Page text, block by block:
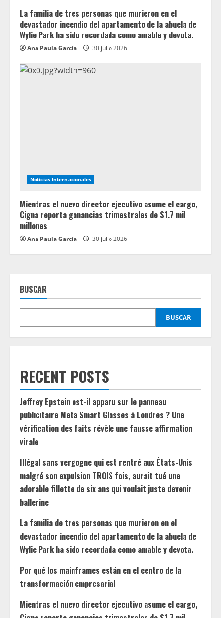
La familia de tres personas que murieron en el
devastador incendio del apartamento de la abuela de
Wylie Park ha sido recordada como amable y devota.
Ana Paula García 30 julio 2026
Noticias Internacionales
Mientras el nuevo director ejecutivo asume el cargo,
Cigna reporta ganancias trimestrales de $1.7 mil
millones
Ana Paula García 30 julio 2026
BUSCAR
BUSCAR
RECENT POSTS
Jeffrey Epstein est-il apparu sur le panneau
publicitaire Meta Smart Glasses à Londres ? Une
vérification des faits révèle une fausse affirmation
virale
Illégal sans vergogne qui est rentré aux États-Unis
malgré son expulsion TROIS fois, aurait tué une
adorable fillette de six ans qui voulait juste devenir
ballerine
La familia de tres personas que murieron en el
devastador incendio del apartamento de la abuela de
Wylie Park ha sido recordada como amable y devota.
Por qué los mainframes están en el centro de la
transformación empresarial
Mientras el nuevo director ejecutivo asume el cargo,